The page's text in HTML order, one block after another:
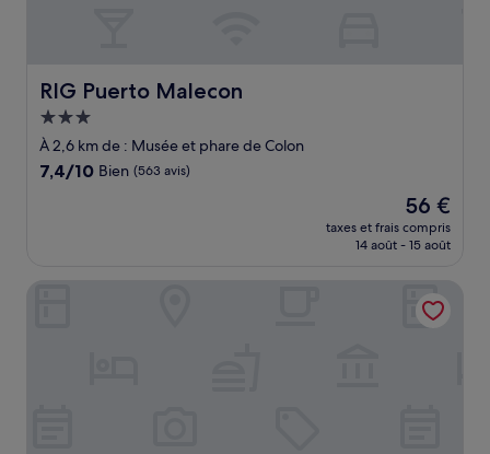
RIG Puerto Malecon
RIG Puerto Malecon
Hébergement
3.0 étoiles
À 2,6 km de : Musée et phare de Colon
7.4
7,4/10 Bien (563 avis)
Le
nouveau
prix
de
56 €
56 €
taxes et frais compris
14 août - 15 août